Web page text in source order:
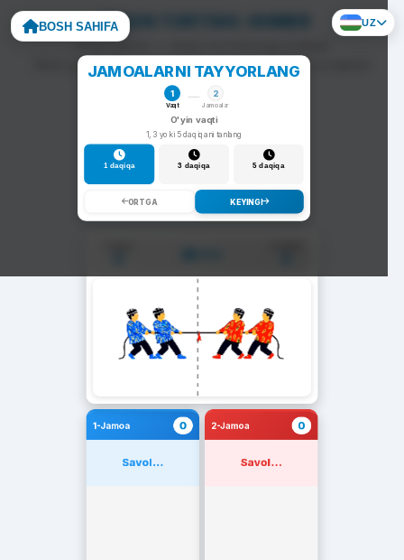
BOSH SAHIFA UZ
ARQON TORTISH: KHMER
To'g'ri javob — arqon siz tomonga tortiladi.
Noto'g'ri javob — arqon raqib tomonga siljiydi va darhol
yangi savol chiqadi.
JAMOALARNI TAYYORLANG
1
Vaqt
2
Jamoalar
O'yin vaqti
1, 3 yoki 5 daqiqani tanlang
1 daqiqa 3 daqiqa 5 daqiqa
ORTGA KEYINGI
1-Jamoa 0
Savol...
2-Jamoa 0
Savol...